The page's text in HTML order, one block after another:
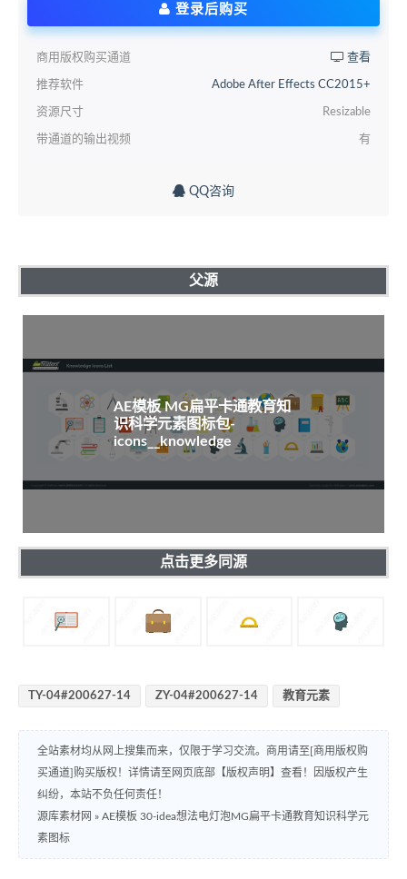
登录后购买
商用版权购买通道 查看
推荐软件 Adobe After Effects CC2015+
资源尺寸 Resizable
带通道的输出视频 有
QQ咨询
父源
AE模板 MG扁平卡通教育知
识科学元素图标包-
icons__knowledge
点击更多同源
TY-04#200627-14 ZY-04#200627-14 教育元素
全站素材均从网上搜集而来，仅限于学习交流。商用请至[商用版权购
买通道]购买版权！详情请至网页底部【版权声明】查看！因版权产生
纠纷，本站不负任何责任！
源库素材网 » AE模板 30-idea想法电灯泡MG扁平卡通教育知识科学元
素图标